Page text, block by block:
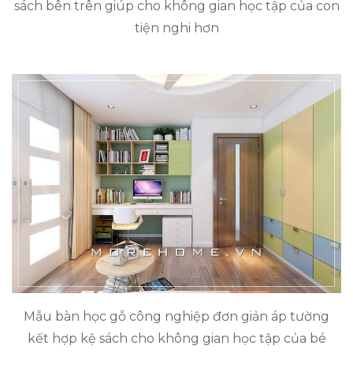
sách bên trên giúp cho không gian học tập của con
tiện nghi hơn
Mẫu bàn học gỗ công nghiệp đơn giản áp tường
kết hợp kệ sách cho không gian học tập của bé